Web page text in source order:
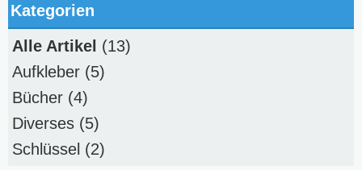
Kategorien
Alle Artikel (13)
Aufkleber (5)
Bücher (4)
Diverses (5)
Schlüssel (2)